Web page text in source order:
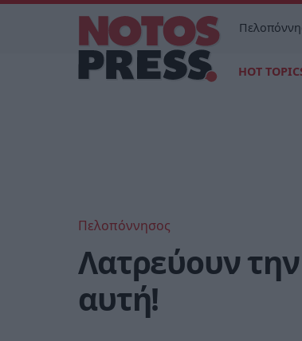
HOT
Πελοπόννησος
Λατρεύουν
αυτή!